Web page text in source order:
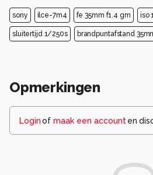
sony ilce-7m4 fe 35mm f1.4 gm iso
sluitertijd 1/250s brandpuntafstand
Opmerkingen
Loginof maak een account en